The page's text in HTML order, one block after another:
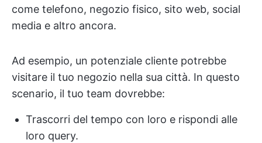
come telefono, negozio fisico, sito web, social
media e altro ancora.
Ad esempio, un potenziale cliente potrebbe
visitare il tuo negozio nella sua città. In questo
scenario, il tuo team dovrebbe:
Trascorri del tempo con loro e rispondi alle
loro query.